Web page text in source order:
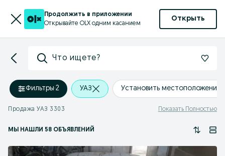
Продолжить в приложении
Открывайте OLX одним касанием
Открыть
Что ищете?
Фильтры·2 УАЗ Установить местоположение
Продажа УАЗ 3303 Показать Полностью
МЫ НАШЛИ 58 ОБЪЯВЛЕНИЙ